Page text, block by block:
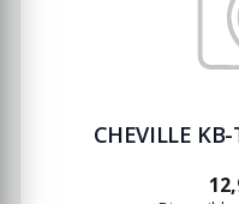
CHEVILLE